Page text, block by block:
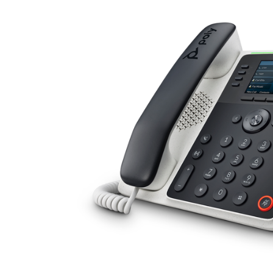
Centre de téléchargement
Contactez-nous
+1.888.799.9666/